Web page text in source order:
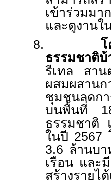
เข้าร่วมม
และดูงาน
8.
โ
ธรรมชาติ
รีเทล สาน
ผสมผสาน
ชุมชนลดก
บนพื้นที่
ธรรมชาติ
ในปี 2567
3.6 ล้านบ
เรือน และ
สร้างรายไ